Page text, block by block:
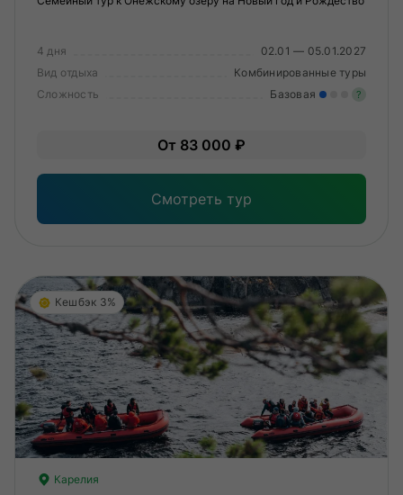
4 дня
02.01 — 05.01.2027
Вид отдыха
Комбинированные туры
Сложность
Базовая ?
От 83 000 ₽
Смотреть тур
Кешбэк 3%
Карелия